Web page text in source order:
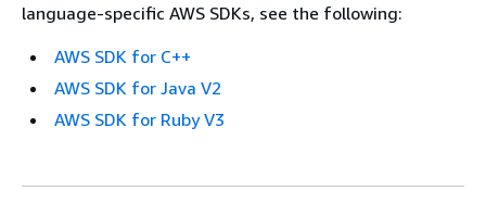
language-specific AWS SDKs, see the following:
AWS SDK for C++
AWS SDK for Java V2
AWS SDK for Ruby V3